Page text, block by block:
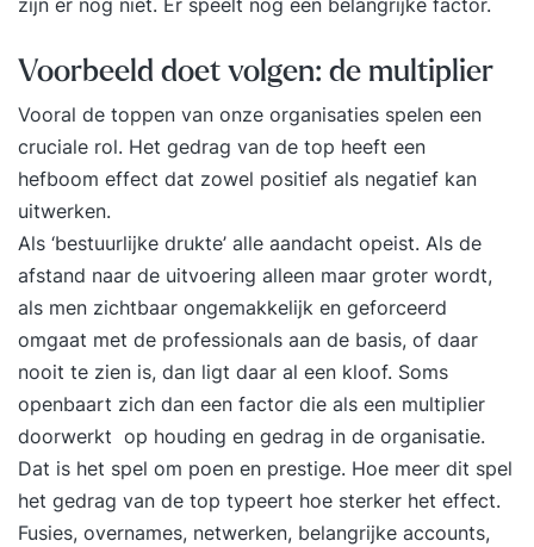
Voorbeeld doet volgen: de multiplier
Vooral de toppen van onze organisaties spelen een
cruciale rol. Het gedrag van de top heeft een
hefboom effect dat zowel positief als negatief kan
uitwerken.
Als ‘bestuurlijke drukte’ alle aandacht opeist. Als de
afstand naar de uitvoering alleen maar groter wordt,
als men zichtbaar ongemakkelijk en geforceerd
omgaat met de professionals aan de basis, of daar
nooit te zien is, dan ligt daar al een kloof. Soms
openbaart zich dan een factor die als een multiplier
doorwerkt op houding en gedrag in de organisatie.
Dat is het spel om poen en prestige. Hoe meer dit spel
het gedrag van de top typeert hoe sterker het effect.
Fusies, overnames, netwerken, belangrijke accounts,